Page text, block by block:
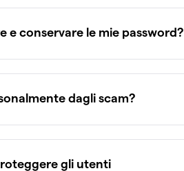
e conservare le mie password?
dagli scam?
gli utenti